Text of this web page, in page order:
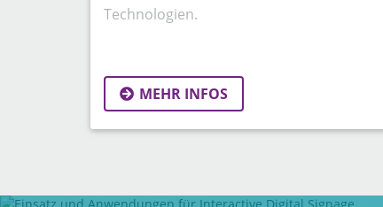
Technologien.
MEHR INFOS